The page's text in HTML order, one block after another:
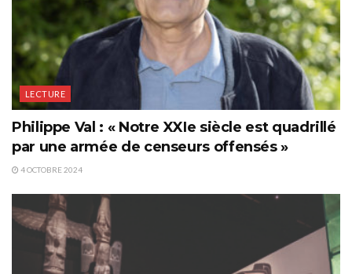
LECTURE
Philippe Val : « Notre XXIe siècle est quadrillé
par une armée de censeurs offensés »
4 OCTOBRE 2024